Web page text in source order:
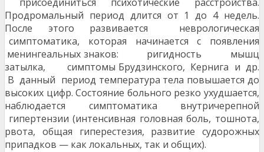
присоединиться психотические расстройства.
Продромальный период длится от 1 до 4 недель.
После этого развивается неврологическая
симптоматика, которая начинается с появления
менингеальных знаков: ригидность мышц
затылка, симптомы Брудзинского, Кернига и др.
В данный период температура тела повышается до
высоких цифр. Состояние больного резко ухудшается,
наблюдается симптоматика внутричерепной
гипертензии (интенсивная головная боль, тошнота,
рвота, общая гиперестезия, развитие судорожных
припадков — как локальных, так и общих).